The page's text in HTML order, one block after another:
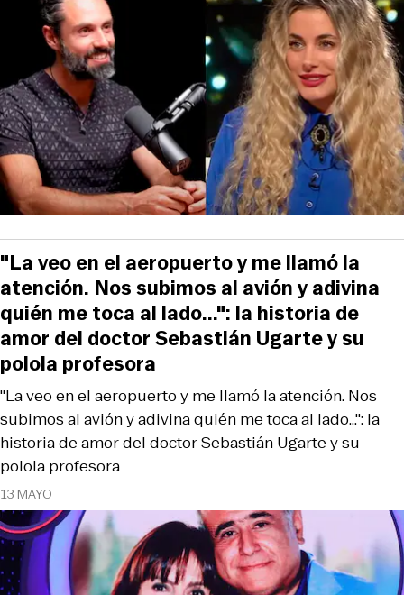
13 MAYO
"La veo en el aeropuerto y me llamó la atención. Nos
subimos al avión y adivina quién me toca al lado...": la
historia de amor del doctor Sebastián Ugarte y su
polola profesora
"La veo en el aeropuerto y me llamó la
atención. Nos subimos al avión y adivina
quién me toca al lado...": la historia de
amor del doctor Sebastián Ugarte y su
polola profesora